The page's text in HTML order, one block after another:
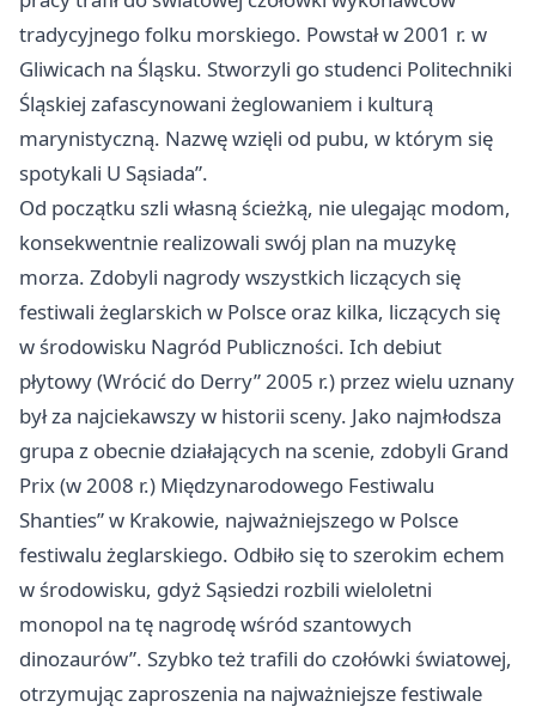
tradycyjnego folku morskiego. Powstał w 2001 r. w
Gliwicach na Śląsku. Stworzyli go studenci Politechniki
Śląskiej zafascynowani żeglowaniem i kulturą
marynistyczną. Nazwę wzięli od pubu, w którym się
spotykali U Sąsiada”.
Od początku szli własną ścieżką, nie ulegając modom,
konsekwentnie realizowali swój plan na muzykę
morza. Zdobyli nagrody wszystkich liczących się
festiwali żeglarskich w Polsce oraz kilka, liczących się
w środowisku Nagród Publiczności. Ich debiut
płytowy (Wrócić do Derry” 2005 r.) przez wielu uznany
był za najciekawszy w historii sceny. Jako najmłodsza
grupa z obecnie działających na scenie, zdobyli Grand
Prix (w 2008 r.) Międzynarodowego Festiwalu
Shanties” w Krakowie, najważniejszego w Polsce
festiwalu żeglarskiego. Odbiło się to szerokim echem
w środowisku, gdyż Sąsiedzi rozbili wieloletni
monopol na tę nagrodę wśród szantowych
dinozaurów”. Szybko też trafili do czołówki światowej,
otrzymując zaproszenia na najważniejsze festiwale